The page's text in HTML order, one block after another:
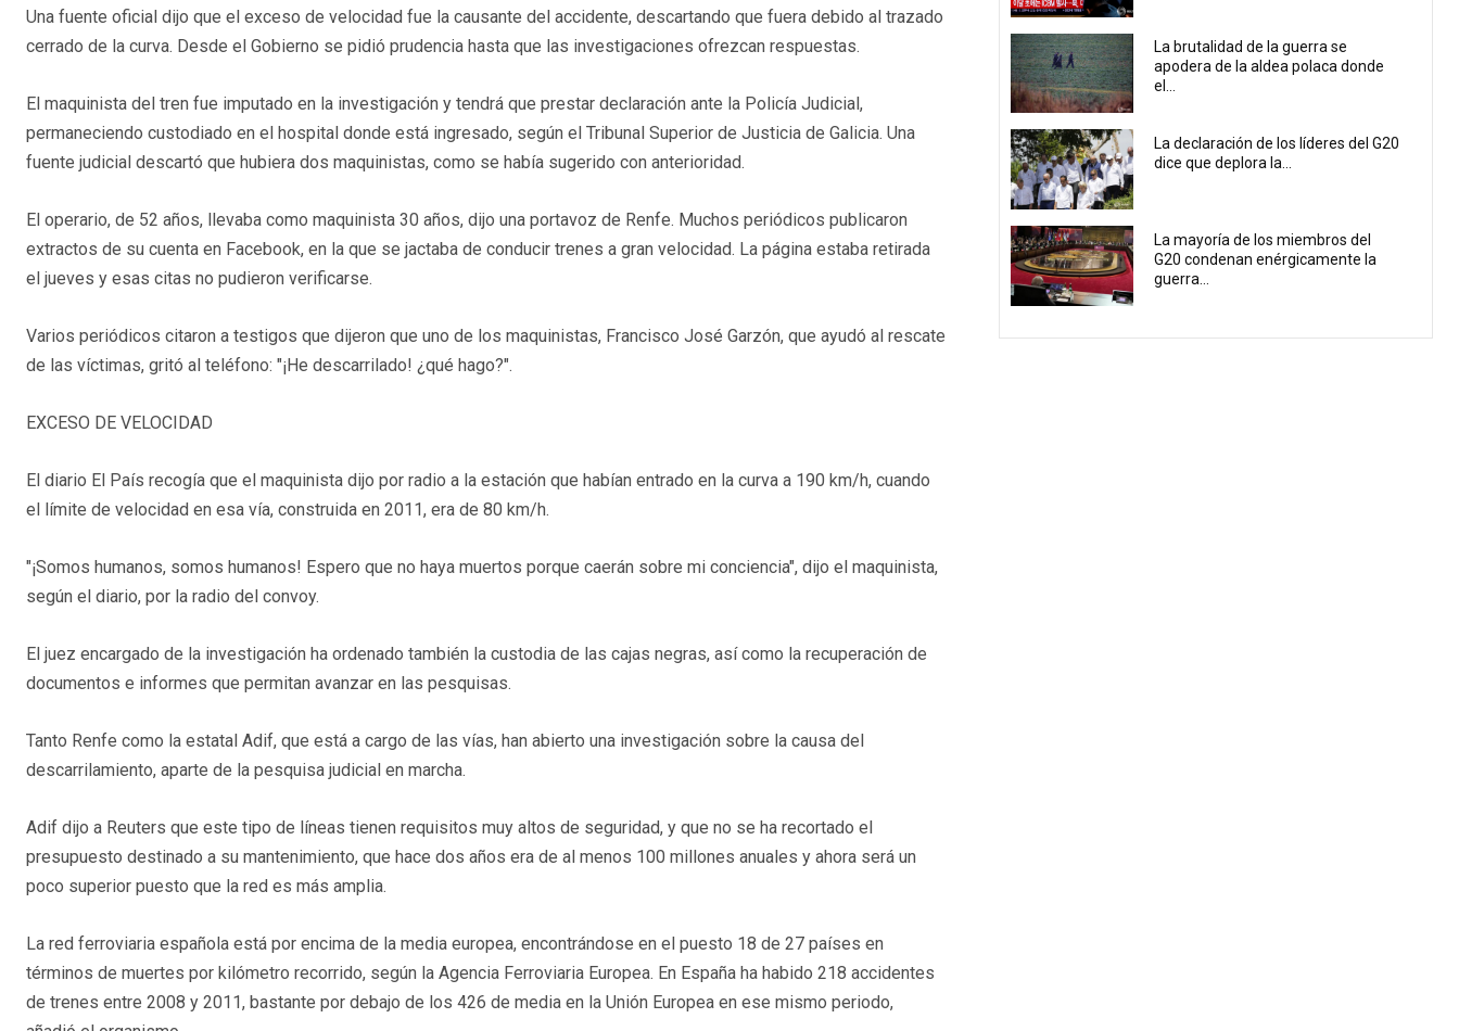
Una fuente oficial dijo que el exceso de velocidad fue la causante del accidente, descartando que fuera debido al trazado
cerrado de la curva. Desde el Gobierno se pidió prudencia hasta que las investigaciones ofrezcan respuestas.
El maquinista del tren fue imputado en la investigación y tendrá que prestar declaración ante la Policía Judicial,
permaneciendo custodiado en el hospital donde está ingresado, según el Tribunal Superior de Justicia de Galicia. Una
fuente judicial descartó que hubiera dos maquinistas, como se había sugerido con anterioridad.
El operario, de 52 años, llevaba como maquinista 30 años, dijo una portavoz de Renfe. Muchos periódicos publicaron
extractos de su cuenta en Facebook, en la que se jactaba de conducir trenes a gran velocidad. La página estaba retirada
el jueves y esas citas no pudieron verificarse.
Varios periódicos citaron a testigos que dijeron que uno de los maquinistas, Francisco José Garzón, que ayudó al rescate
de las víctimas, gritó al teléfono: "¡He descarrilado! ¿qué hago?".
EXCESO DE VELOCIDAD
El diario El País recogía que el maquinista dijo por radio a la estación que habían entrado en la curva a 190 km/h, cuando
el límite de velocidad en esa vía, construida en 2011, era de 80 km/h.
"¡Somos humanos, somos humanos! Espero que no haya muertos porque caerán sobre mi conciencia", dijo el maquinista,
según el diario, por la radio del convoy.
El juez encargado de la investigación ha ordenado también la custodia de las cajas negras, así como la recuperación de
documentos e informes que permitan avanzar en las pesquisas.
Tanto Renfe como la estatal Adif, que está a cargo de las vías, han abierto una investigación sobre la causa del
descarrilamiento, aparte de la pesquisa judicial en marcha.
Adif dijo a Reuters que este tipo de líneas tienen requisitos muy altos de seguridad, y que no se ha recortado el
presupuesto destinado a su mantenimiento, que hace dos años era de al menos 100 millones anuales y ahora será un
poco superior puesto que la red es más amplia.
La red ferroviaria española está por encima de la media europea, encontrándose en el puesto 18 de 27 países en
términos de muertes por kilómetro recorrido, según la Agencia Ferroviaria Europea. En España ha habido 218 accidentes
de trenes entre 2008 y 2011, bastante por debajo de los 426 de media en la Unión Europea en ese mismo periodo,
La brutalidad de la guerra se
apodera de la aldea polaca donde
el...
La declaración de los líderes del G20
dice que deplora la...
La mayoría de los miembros del
G20 condenan enérgicamente la
guerra...